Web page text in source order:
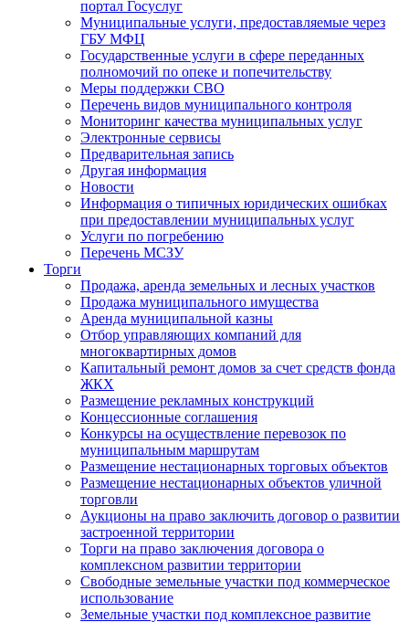
портал Госуслуг
Муниципальные услуги, предоставляемые через
ГБУ МФЦ
Государственные услуги в сфере переданных
полномочий по опеке и попечительству
Меры поддержки СВО
Перечень видов муниципального контроля
Мониторинг качества муниципальных услуг
Электронные сервисы
Предварительная запись
Другая информация
Новости
Информация о типичных юридических ошибках
при предоставлении муниципальных услуг
Услуги по погребению
Перечень МСЗУ
Торги
Продажа, аренда земельных и лесных участков
Продажа муниципального имущества
Аренда муниципальной казны
Отбор управляющих компаний для
многоквартирных домов
Капитальный ремонт домов за счет средств фонда
ЖКХ
Размещение рекламных конструкций
Концессионные соглашения
Конкурсы на осуществление перевозок по
муниципальным маршрутам
Размещение нестационарных торговых объектов
Размещение нестационарных объектов уличной
торговли
Аукционы на право заключить договор о развитии
застроенной территории
Торги на право заключения договора о
комплексном развитии территории
Свободные земельные участки под коммерческое
использование
Земельные участки под комплексное развитие